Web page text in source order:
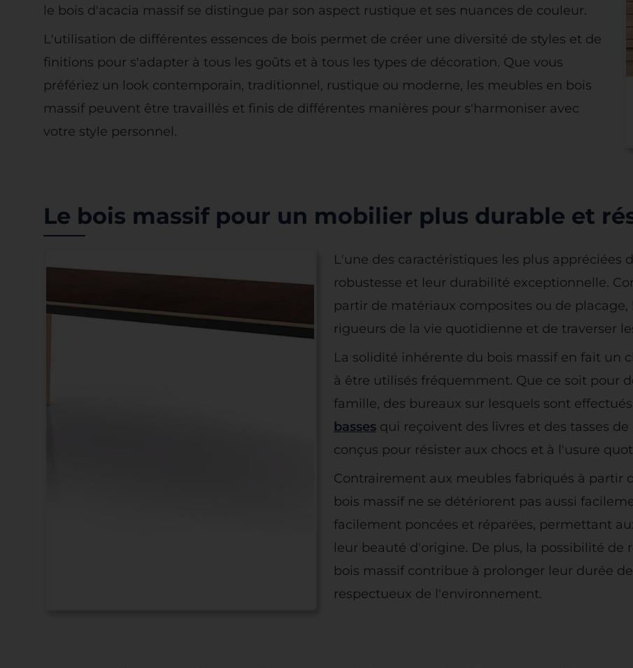
le bois d'acacia massif se distingue par son aspect rustique et ses nuances de couleur.
L'utilisation de différentes essences de bois permet de créer une diversité de styles et de
finitions pour s'adapter à tous les goûts et à tous les types de décoration. Que vous
préfériez un look contemporain, traditionnel, rustique ou moderne, les meubles en bois
massif peuvent être travaillés et finis de différentes manières pour s'harmoniser avec
votre style personnel.
Le bois massif pour un mobilier plus durable et
L'une des caractéristiques les plus appréciées
robustesse et leur durabilité exceptionnelle.
partir de matériaux composites ou de
rigueurs de la vie quotidienne et de traverser
La solidité inhérente du bois massif en fait un
à être utilisés fréquemment. Que ce soit pour
famille, des bureaux sur lesquels sont
bassesqui reçoivent des livres et des tasses
conçus pour résister aux chocs et à l'usure
Contrairement aux meubles fabriqués à partir
bois massif ne se détériorent pas aussi
facilement poncées et réparées, permettant
leur beauté d'origine. De plus, la possibilité de
bois massif contribue à prolonger leur durée
respectueux de l'environnement.